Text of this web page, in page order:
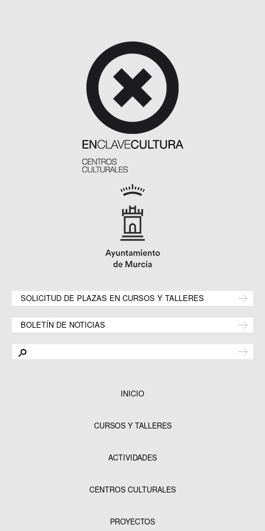
SOLICITUD DE PLAZAS EN CURSOS Y TALLERES
BOLETÍN DE NOTICIAS
INICIO
CURSOS Y TALLERES
ACTIVIDADES
CENTROS CULTURALES
PROYECTOS